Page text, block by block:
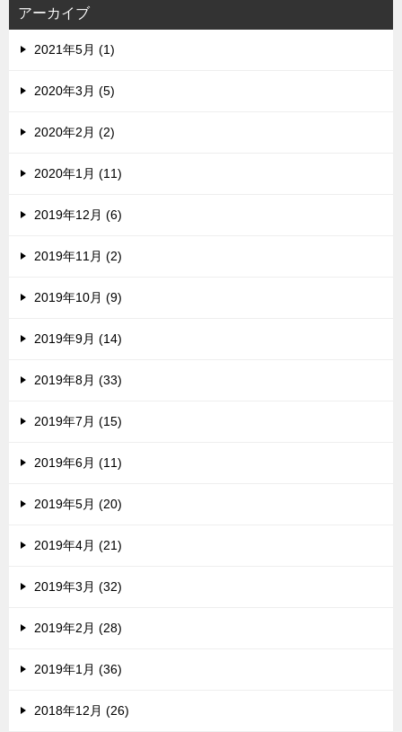
ス
アーカイブ
2021年5月 (1)
2020年3月 (5)
2020年2月 (2)
2020年1月 (11)
2019年12月 (6)
2019年11月 (2)
2019年10月 (9)
2019年9月 (14)
2019年8月 (33)
2019年7月 (15)
2019年6月 (11)
2019年5月 (20)
2019年4月 (21)
2019年3月 (32)
2019年2月 (28)
2019年1月 (36)
2018年12月 (26)